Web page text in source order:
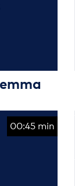
00:45 min